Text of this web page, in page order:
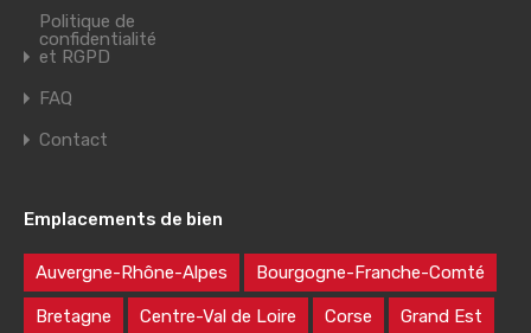
Politique de
confidentialité
et RGPD
FAQ
Contact
Emplacements de bien
Auvergne-Rhône-Alpes Bourgogne-Franche-Comté
Bretagne Centre-Val de Loire Corse Grand Est